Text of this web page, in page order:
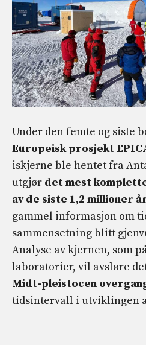
Under den femte og siste
Europeisk prosjekt
iskjerne ble hentet fra
utgjør det mest
av de siste 1,2 millioner
gammel informasjon om
sammensetning blitt
Analyse av kjernen, som
laboratorier, vil avsløre
Midt-pleistocen
tidsintervall i utviklingen